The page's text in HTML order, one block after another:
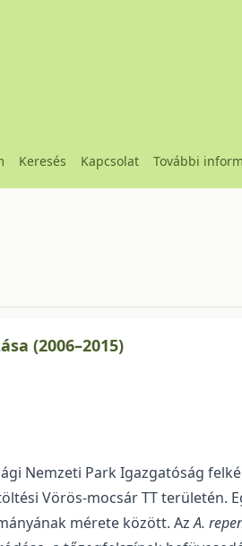
Keresés Kapcsolat További
(2006–2015)
Nemzeti Park Igazgatóság
Vörös-mocsár TT területén.
mérete kö­zött. AzA.